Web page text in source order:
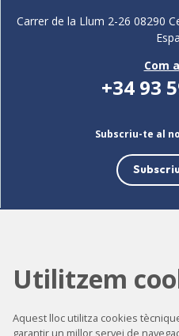
Carrer de la Llum 2-26 08290
Com
+34 93
Subscriu-te al
Utilitzem
Aquest lloc utilitza cookies
garantir un millor servei de